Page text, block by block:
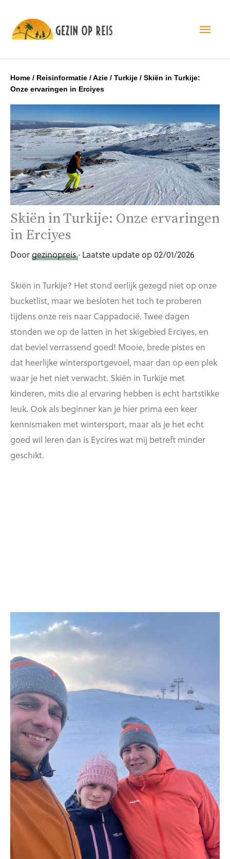
Home / Reisinformatie / Azie / Turkije / Skiën in Turkije:
Onze ervaringen in Erciyes
Skiën in Turkije: Onze ervaringen
in Erciyes
Doorgezinopreis· Laatste update op 02/01/2026
Skiën in Turkije? Het stond eerlijk gezegd niet op onze
bucketlist, maar we besloten het toch te proberen
tijdens onze reis naar Cappadocië. Twee dagen
stonden we op de latten in het skigebied Erciyes, en
dat beviel verrassend goed! Mooie, brede pistes en
dat heerlijke wintersportgevoel, maar dan op een plek
waar je het niet verwacht. Skiën in Turkije met
kinderen, mits die al ervaring hebben is echt hartstikke
leuk. Ook als beginner kan je hier prima een keer
kennismaken met wintersport, maar als je het echt
goed wil leren dan is Eycires wat mij betreft minder
geschikt.